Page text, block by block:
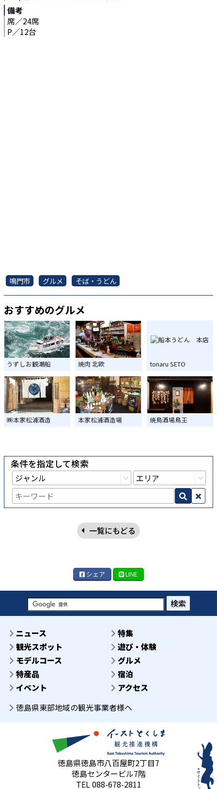
備考
席／24席
P／12台
鳴門市 グルメ そば・うどん
おすすめのグルメ
うずしお観潮船 焼肉 北欧 tonaru SETO
㈱本家松浦酒造 本家松浦酒造場 焼鳥酒場鳥王
条件を指定して検索
一覧にもどる
シェア LINE
検索
ニュース
特集
観光スポット
遊び・体験
モデルコース
グルメ
特産品
宿泊
イベント
アクセス
徳島県東部地域の観光事業者様へ
徳島県徳島市八百屋町2丁目7
徳島センタービル7階
TEL 088-678-2811